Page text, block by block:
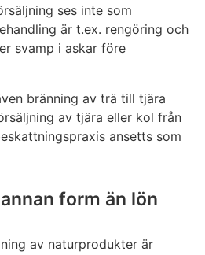
ses inte som
är t.ex. rengöring och
svamp i askar före
bränning av trä till tjära
av tjära eller kol från
ansetts som
form än lön
av naturprodukter är